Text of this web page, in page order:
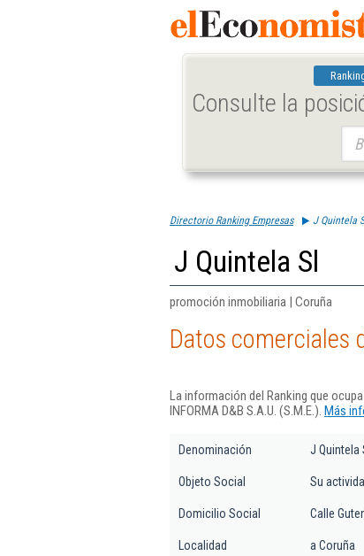
Consulte la
Directorio Ranking Empresas J Quintela
J Quintela Sl
promoción inmobiliaria | Coruña
Datos comerciales
La información del Ranking que
INFORMA D&B S.A.U. (S.M.E.). Más
Denominación J Quintela
Objeto Social Su
Domicilio Social Calle
Localidad a Coruña